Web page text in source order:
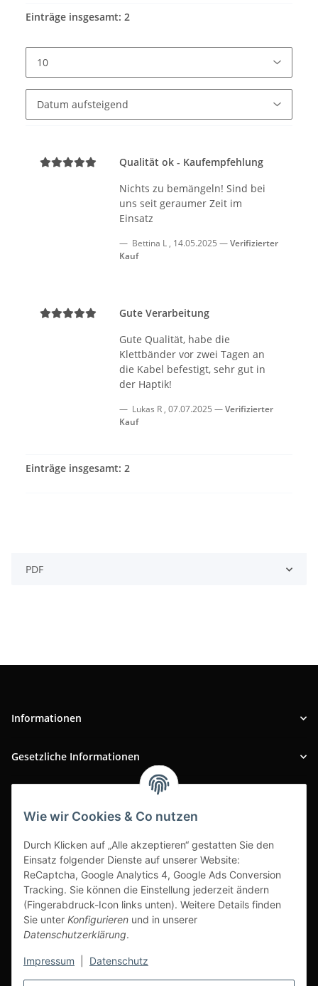
Wie wir Cookies & Co nutzen
Durch Klicken auf „Alle akzeptieren“ gestatten Sie den
Einsatz folgender Dienste auf unserer Website:
ReCaptcha, Google Analytics 4, Google Ads Conversion
Tracking. Sie können die Einstellung jederzeit ändern
(Fingerabdruck-Icon links unten). Weitere Details finden
Sie unter Konfigurieren und in unserer
Datenschutzerklärung.
Impressum Datenschutz
Einträge insgesamt: 2
Qualität ok - Kaufempfehlung
Nichts zu bemängeln! Sind bei
uns seit geraumer Zeit im
Einsatz
Bettina L , 14.05.2025
Verifizierter
Kauf
Gute Verarbeitung
Gute Qualität, habe die
Klettbänder vor zwei Tagen an
die Kabel befestigt, sehr gut in
der Haptik!
Lukas R , 07.07.2025
Verifizierter
Kauf
Einträge insgesamt: 2
PDF
Informationen
Gesetzliche Informationen